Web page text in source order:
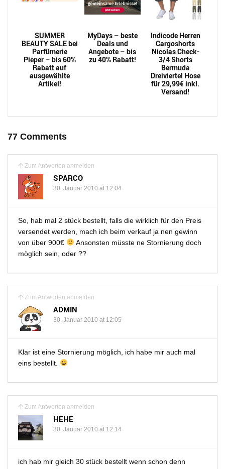
SUMMER
BEAUTY SALE bei
Parfümerie
Pieper – bis 60%
Rabatt auf
ausgewählte
Artikel!
MyDays – beste
Deals und
Angebote – bis
zu 40% Rabatt!
Indicode Herren
Cargoshorts
Nicolas Check-
3/4 Shorts
Bermuda
Dreiviertel Hose
für 29,99€ inkl.
Versand!
77 Comments
Zum Antworten anmelden
SPARCO
30. Januar 2010 at 12:04
So, hab mal 2 stück bestellt, falls die wirklich für den Preis
versendet werden, mach ich beim verkauf ja nen gewinn
von über 900€
Ansonsten müsste ne Stornierung doch
möglich sein, oder ??
Zum Antworten anmelden
ADMIN
30. Januar 2010 at 12:05
Klar ist eine Stornierung möglich, ich habe mir auch mal
eins bestellt.
Zum Antworten anmelden
HEHE
30. Januar 2010 at 12:14
ich hab mir gleich 30 stück bestellt wenn schon denn